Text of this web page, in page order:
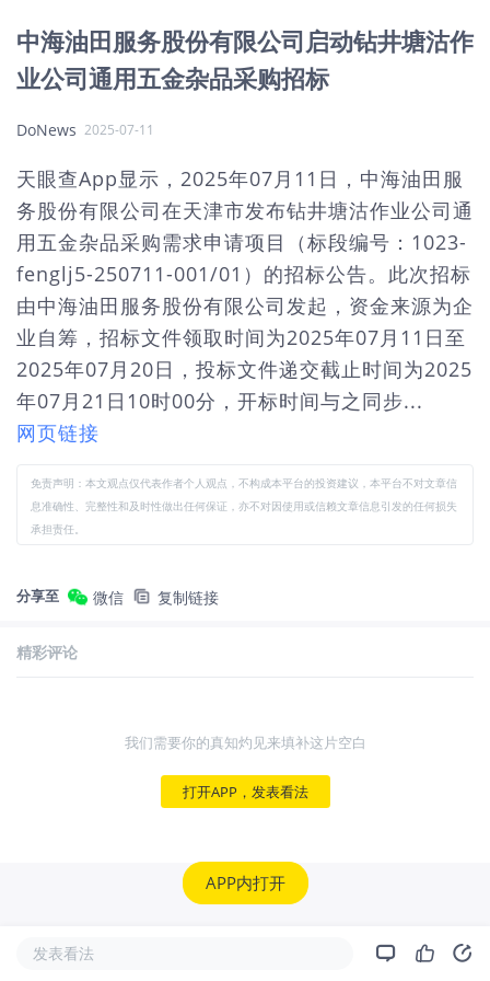
中海油田服务股份有限公司启动钻井塘沽作
业公司通用五金杂品采购招标
DoNews 2025-07-11
天眼查App显示，2025年07月11日，中海油田服
务股份有限公司在天津市发布钻井塘沽作业公司通
用五金杂品采购需求申请项目（标段编号：1023-
fenglj5-250711-001/01）的招标公告。此次招标
由中海油田服务股份有限公司发起，资金来源为企
业自筹，招标文件领取时间为2025年07月11日至
2025年07月20日，投标文件递交截止时间为2025
年07月21日10时00分，开标时间与之同步...
网页链接
免责声明：本文观点仅代表作者个人观点，不构成本平台的投资建议，本平台不对文章信
息准确性、完整性和及时性做出任何保证，亦不对因使用或信赖文章信息引发的任何损失
承担责任。
分享至 微信 复制链接
精彩评论
我们需要你的真知灼见来填补这片空白
打开APP，发表看法
APP内打开
发表看法